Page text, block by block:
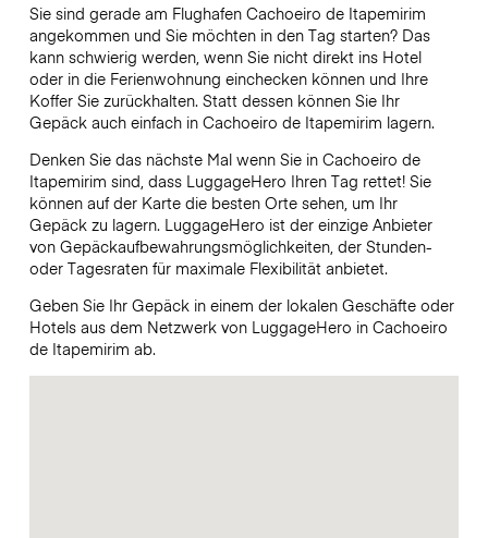
Sie sind gerade am Flughafen Cachoeiro de Itapemirim
angekommen und Sie möchten in den Tag starten? Das
kann schwierig werden, wenn Sie nicht direkt ins Hotel
oder in die Ferienwohnung einchecken können und Ihre
Koffer Sie zurückhalten. Statt dessen können Sie Ihr
Gepäck auch einfach in Cachoeiro de Itapemirim lagern.
Denken Sie das nächste Mal wenn Sie in Cachoeiro de
Itapemirim sind, dass LuggageHero Ihren Tag rettet! Sie
können auf der Karte die besten Orte sehen, um Ihr
Gepäck zu lagern. LuggageHero ist der einzige Anbieter
von Gepäckaufbewahrungsmöglichkeiten, der Stunden-
oder Tagesraten für maximale Flexibilität anbietet.
Geben Sie Ihr Gepäck in einem der lokalen Geschäfte oder
Hotels aus dem Netzwerk von LuggageHero in Cachoeiro
de Itapemirim ab.